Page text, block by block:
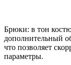
Брюки: в тон
дополнительный
что позволяет
параметры.